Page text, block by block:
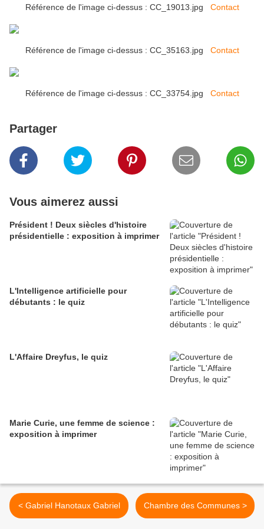
Référence de l'image ci-dessus : CC_19013.jpg Contact
Référence de l'image ci-dessus : CC_35163.jpg Contact
Référence de l'image ci-dessus : CC_33754.jpg Contact
Partager
Vous aimerez aussi
Président ! Deux siècles d'histoire
présidentielle : exposition à imprimer
L'Intelligence artificielle pour
débutants : le quiz
L'Affaire Dreyfus, le quiz
Marie Curie, une femme de science :
exposition à imprimer
< Gabriel Hanotaux Gabriel Chambre des Communes >